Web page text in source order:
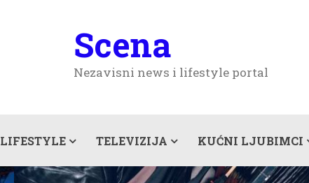
Scena
Nezavisni news i lifestyle portal
LIFESTYLE TELEVIZIJA KUĆNI LJUBIMCI